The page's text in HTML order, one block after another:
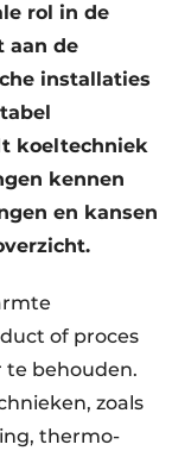
rol in de
aan de
installaties
koeltechniek
kennen
en kansen
of proces
behouden.
zoals
thermo-